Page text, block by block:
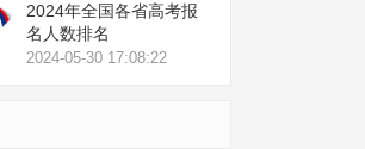
2024年全国各省高考报
名人数排名
2024-05-30 17:08:22